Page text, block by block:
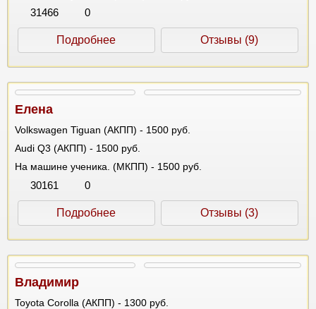
31466 0
Подробнее Отзывы (9)
Елена
Volkswagen Tiguan (АКПП) - 1500 руб.
Audi Q3 (АКПП) - 1500 руб.
На машине ученика. (МКПП) - 1500 руб.
30161 0
Подробнее Отзывы (3)
Владимир
Toyota Corolla (АКПП) - 1300 руб.